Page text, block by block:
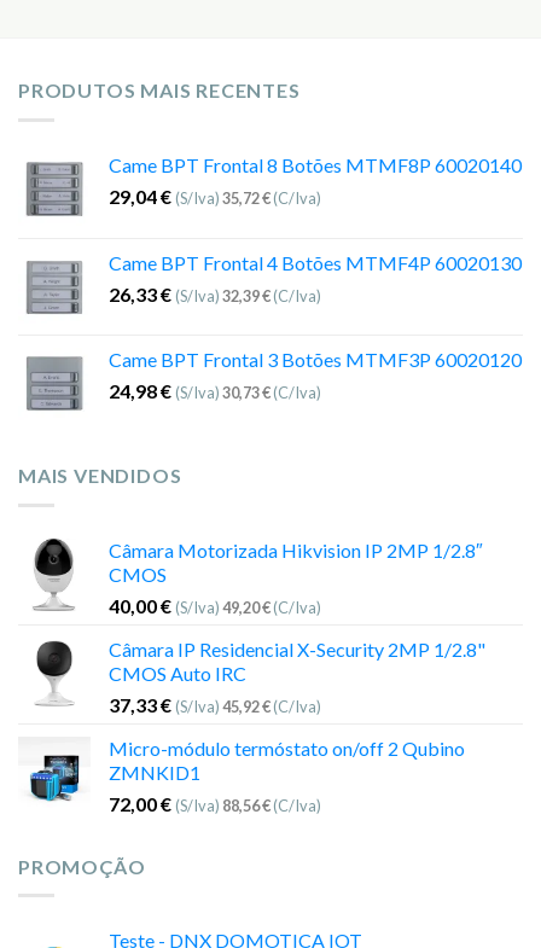
PRODUTOS MAIS RECENTES
Came BPT Frontal 8 Botões MTMF8P 60020140
29,04€ (S/Iva)35,72€(C/Iva)
Came BPT Frontal 4 Botões MTMF4P 60020130
26,33€ (S/Iva)32,39€(C/Iva)
Came BPT Frontal 3 Botões MTMF3P 60020120
24,98€ (S/Iva)30,73€(C/Iva)
MAIS VENDIDOS
Câmara Motorizada Hikvision IP 2MP 1/2.8″
CMOS
40,00€ (S/Iva)49,20€(C/Iva)
Câmara IP Residencial X-Security 2MP 1/2.8"
CMOS Auto IRC
37,33€ (S/Iva)45,92€(C/Iva)
Micro-módulo termóstato on/off 2 Qubino
ZMNKID1
72,00€ (S/Iva) 88,56€(C/Iva)
PROMOÇÃO
Teste - DNX DOMOTICA IOT